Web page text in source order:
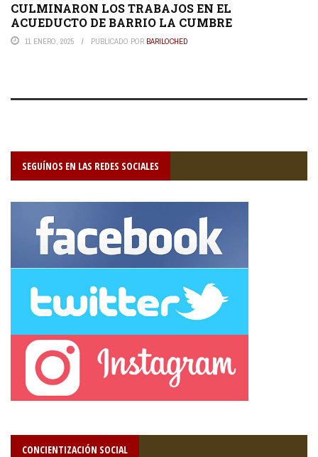
CULMINARON LOS TRABAJOS EN EL
ACUEDUCTO DE BARRIO LA CUMBRE
11 ENERO, 2025 PUBLICADO POR BARILOCHED
SEGUÍNOS EN LAS REDES SOCIALES
CONCIENTIZACIÓN SOCIAL